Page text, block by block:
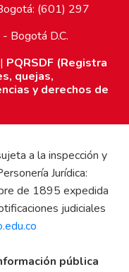
(601) 297
Bogotá D.C.
| PQRSDF (Registra
quejas,
y derechos de
a la inspección y
Jurídica:
de 1895 expedida
judiciales
pública